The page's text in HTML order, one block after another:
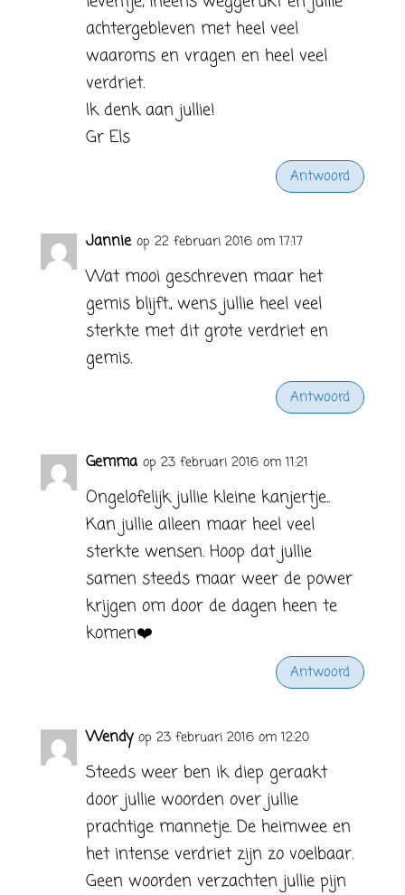
achtergebleven met heel veel
waaroms en vragen en heel veel
verdriet.
Ik denk aan jullie!
Gr Els
Antwoord
Jannie op 22 februari 2016 om 17:17
Wat mooi geschreven maar het
gemis blijft., wens jullie heel veel
sterkte met dit grote verdriet en
gemis.
Antwoord
Gemma op 23 februari 2016 om 11:21
Ongelofelijk jullie kleine kanjertje..
Kan jullie alleen maar heel veel
sterkte wensen. Hoop dat jullie
samen steeds maar weer de power
krijgen om door de dagen heen te
komen❤️
Antwoord
Wendy op 23 februari 2016 om 12:20
Steeds weer ben ik diep geraakt
door jullie woorden over jullie
prachtige mannetje. De heimwee en
het intense verdriet zijn zo voelbaar.
Geen woorden verzachten jullie pijn